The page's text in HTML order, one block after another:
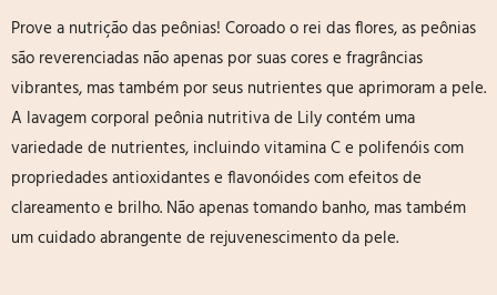
Prove a nutrição das peônias! Coroado o rei das flores, as peônias
são reverenciadas não apenas por suas cores e fragrâncias
vibrantes, mas também por seus nutrientes que aprimoram a pele.
A lavagem corporal peônia nutritiva de Lily contém uma
variedade de nutrientes, incluindo vitamina C e polifenóis com
propriedades antioxidantes e flavonóides com efeitos de
clareamento e brilho. Não apenas tomando banho, mas também
um cuidado abrangente de rejuvenescimento da pele.